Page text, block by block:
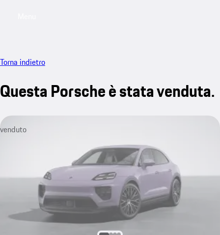
Torna indietro
Questa Porsche è stata venduta.
venduto